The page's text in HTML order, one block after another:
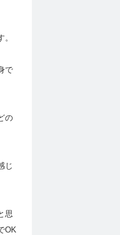
。
で
の
じ
思
OK